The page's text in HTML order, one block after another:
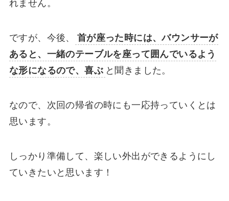
れません。
ですが、今後、
首が座った時には、バウンサーが
あると、一緒のテーブルを座って囲んでいるよう
な形になるので、喜ぶ と聞きました。
なので、次回の帰省の時にも一応持っていくとは
思います。
しっかり準備して、楽しい外出ができるようにし
ていきたいと思います！